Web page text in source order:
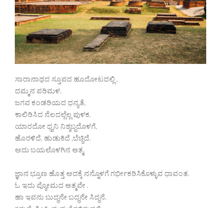
ಸಾರಾನಾಥದ ಸ್ತೂಪದ ಹೂದೋಟದಲ್ಲಿ ,
ದಮ್ಮನ ಪರಿಮಳ.
ಜಗವ ಕಂಡರಿಯದ ಧನ್ಯತೆ,
ಕಾಲಿರಿಸಿದ ನೆಲದಲ್ಲೆಲ್ಲ ಪುಳಕ.
ಯಾರದೋ ಧ್ವನಿ ನಿಶ್ಶಬ್ದದೊಳಗೆ,
ಹೊರಳಿದೆ, ಹುಡುಕಿದೆ ,ಬೆಚ್ಚಿದೆ.
ಅದು ಬಯಲೊಳಗಿನ ಆತ್ಮ.
ಜ್ಞಾನ ಭ್ರೂಣ ಹೊತ್ತ ಅದಕ್ಕೆ ನನ್ನೊಳಗೆ ಗರ್ಭೀಕರಿಸಿಕೊಳ್ಳುವ ಧಾವಂತ.
ಓ ಇದು ವ್ಯೋಮದ ಆತ್ಮವೇ .
ಹಾ ಇವನು ಬುದ್ಧನೇ ಬದ್ಧನೇ ಸಿದ್ಧನೆ.